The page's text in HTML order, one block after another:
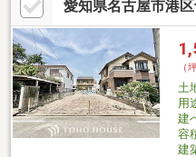
愛知県名古屋市港
（
土
用
建
容
建